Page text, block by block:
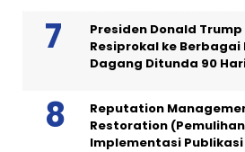
Presiden Donald
Resiprokal ke
Dagang Ditunda 90
Reputation
Restoration
Implementasi Publikasi